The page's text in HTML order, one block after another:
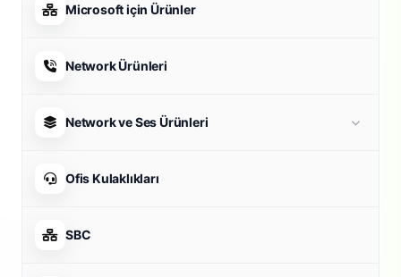
Microsoft için Ürünler
Network Ürünleri
Network ve Ses Ürünleri
Ofis Kulaklıkları
SBC